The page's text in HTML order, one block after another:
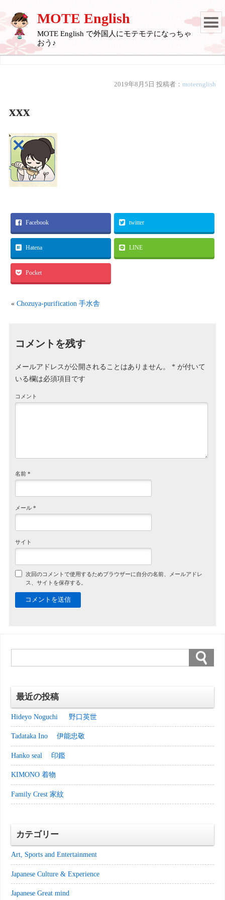
MOTE English
MOTE English で外国人にモテモテになっちゃ
おう♪
2019年8月5日 投稿者：moteenglish
xxx
Facebook twitter
Hatena LINE
Pocket
«Chozuya-purification 手水舎
コメントを残す
メールアドレスが公開されることはありません。 * が付いて
いる欄は必須項目です
コメント
名前*
メール*
サイト
次回のコメントで使用するためブラウザーに自分の名前、メールアドレ
ス、サイトを保存する。
最近の投稿
Hideyo Noguchi 野口英世
Tadataka Ino 伊能忠敬
Hanko seal 印鑑
KIMONO 着物
Family Crest 家紋
カテゴリー
Art, Sports and Entertainment
Japanese Culture & Experience
Japanese Great mind